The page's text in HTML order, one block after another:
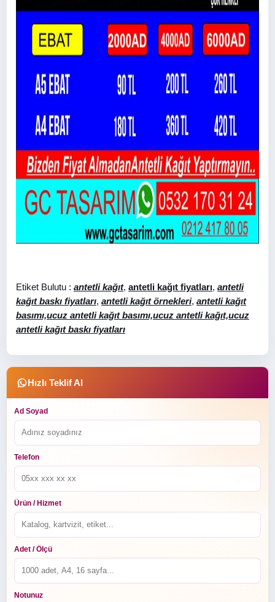
Hızlı Teklif Al
Ad Soyad
Telefon
Ürün / Hizmet
Adet / Ölçü
Notunuz
Etiket Bulutu : antetli kağıt, antetli kağıt fiyatları, antetli
kağıt baskı fiyatları, antetli kağıt örnekleri, antetli kağıt
basımı,ucuz antetli kağıt basımı,ucuz antetli kağıt,ucuz
antetli kağıt baskı fiyatları